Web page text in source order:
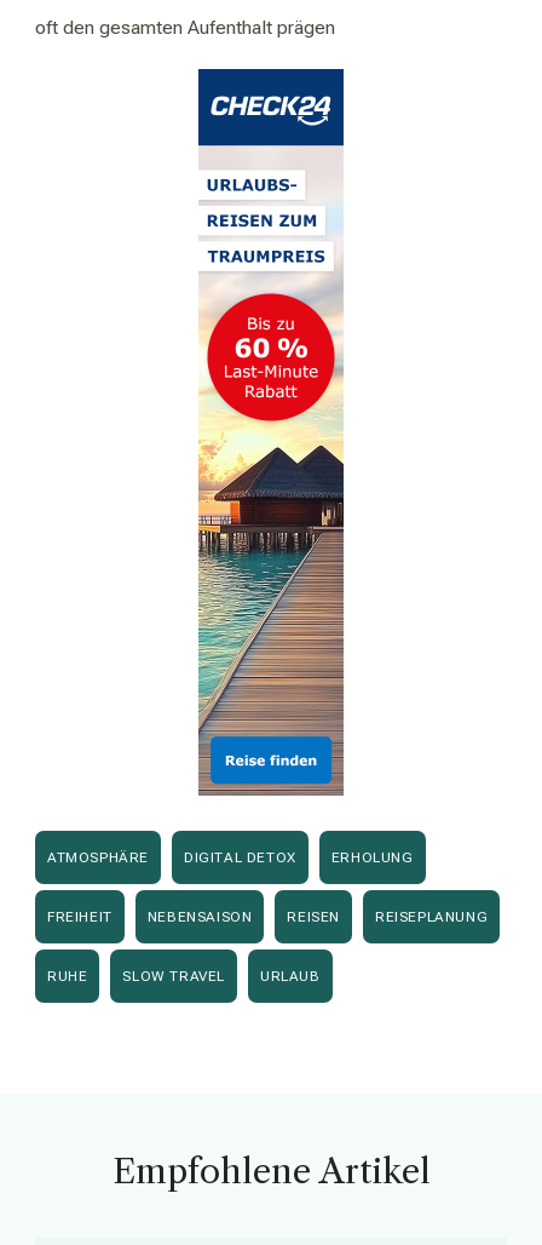
oft den gesamten Aufenthalt prägen
ATMOSPHÄRE DIGITAL DETOX ERHOLUNG
FREIHEIT NEBENSAISON REISEN REISEPLANUNG
RUHE SLOW TRAVEL URLAUB
Empfohlene Artikel